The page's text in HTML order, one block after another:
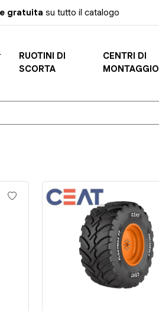
gratuita su tutto il catalogo
RUOTINI DI
SCORTA
CENTRI DI
MONTAGGIO